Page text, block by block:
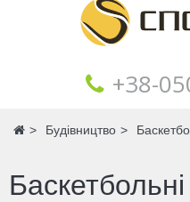
+38‎‎-
Головна
Будівництво